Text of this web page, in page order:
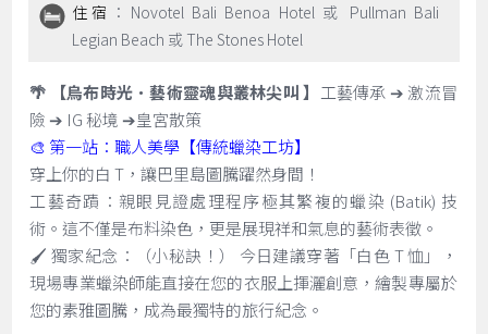
住宿 ：Novotel Bali Benoa Hotel 或 Pullman Bali
Legian Beach 或 The Stones Hotel
🌴 【烏布時光．藝術靈魂與叢林尖叫 】 工藝傳承 ➔ 激流冒
險 ➔ IG 秘境 ➔皇宮散策
🎨 第一站：職人美學【傳統蠟染工坊】
穿上你的白 T，讓巴里島圖騰躍然身間！
工藝奇蹟：親眼見證處理程序極其繁複的蠟染 (Batik) 技
術。這不僅是布料染色，更是展現祥和氣息的藝術表徵。
🖌️ 獨家紀念：（小秘訣！） 今日建議穿著「白色 T 恤」，
現場專業蠟染師能直接在您的衣服上揮灑創意，繪製專屬於
您的素雅圖騰，成為最獨特的旅行紀念。